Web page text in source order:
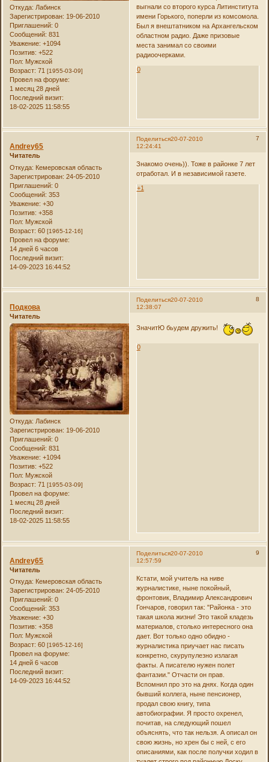
Откуда: Лабинск
Зарегистрирован: 19-06-2010
Приглашений: 0
Сообщений: 831
Уважение: +1094
Позитив: +522
Пол: Мужской
Возраст: 71[1955-03-09]
Провел на форуме:
1 месяц 28 дней
Последний визит:
18-02-2025 11:58:55
выгнали со второго курса Литинститута
имени Горького, поперли из комсомола.
Был я внештатником на Архангельском
областном радио. Даже призовые
места занимал со своими
радиоочерками.
0
Поделиться 7
20-07-2010
12:24:41
Andrey65
Читатель
Откуда: Кемеровская область
Зарегистрирован: 24-05-2010
Приглашений: 0
Сообщений: 353
Уважение: +30
Позитив: +358
Пол: Мужской
Возраст: 60[1965-12-16]
Провел на форуме:
14 дней 6 часов
Последний визит:
14-09-2023 16:44:52
Знакомо очень)). Тоже в районке 7 лет
отработал. И в независимой газете.
+1
Поделиться 8
20-07-2010
12:38:07
Подкова
Читатель
Откуда: Лабинск
Зарегистрирован: 19-06-2010
Приглашений: 0
Сообщений: 831
Уважение: +1094
Позитив: +522
Пол: Мужской
Возраст: 71[1955-03-09]
Провел на форуме:
1 месяц 28 дней
Последний визит:
18-02-2025 11:58:55
ЗначитЮ бьудем дружить!
0
Поделиться 9
20-07-2010
12:57:59
Andrey65
Читатель
Откуда: Кемеровская область
Зарегистрирован: 24-05-2010
Приглашений: 0
Сообщений: 353
Уважение: +30
Позитив: +358
Пол: Мужской
Возраст: 60[1965-12-16]
Провел на форуме:
14 дней 6 часов
Последний визит:
14-09-2023 16:44:52
Кстати, мой учитель на ниве
журналистике, ныне покойный,
фронтовик, Владимир Александрович
Гончаров, говорил так: "Районка - это
такая школа жизни! Это такой кладезь
материалов, столько интересного она
дает. Вот только одно обидно -
журналистика приучает нас писать
конкретно, скурупулезно излагая
факты. А писателю нужен полет
фантазии." Отчасти он прав.
Вспомнил про это на днях. Когда один
бывший коллега, ныне пенсионер,
продал свою книгу, типа
автобиографии. Я просто охренел,
почитав, на следующий пошел
объяснять, что так нельзя. А описал он
свою жизнь, но хрен бы с ней, с его
описаниями, как после получки ходил в